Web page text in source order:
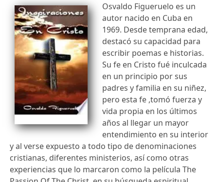
Osvaldo Figueruelo es un
autor nacido en Cuba en
1969. Desde temprana edad,
destacó su capacidad para
escribir poemas e historias.
Su fe en Cristo fué inculcada
en un principio por sus
padres y familia en su niñez,
pero esta fe ,tomó fuerza y
vida propia en los últimos
años al llegar un mayor
entendimiento en su interior
y al verse expuesto a todo tipo de denominaciones
cristianas, diferentes ministerios, así como otras
experiencias que lo marcaron como la película The